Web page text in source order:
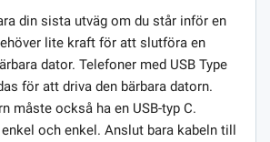
din sista utväg om du står inför en
lite kraft för att slutföra en
dator. Telefoner med USB Type
för att driva den bärbara datorn.
måste också ha en USB-typ C.
och enkel. Anslut bara kabeln till